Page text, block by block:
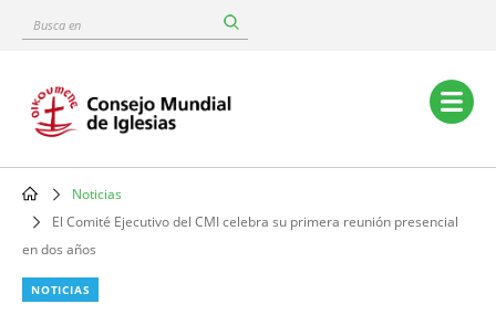
content
Busca
Main
navigation
Breadcrumb
Noticias
El Comité Ejecutivo del CMI celebra su primera reunión presencial
en dos años
NOTICIAS